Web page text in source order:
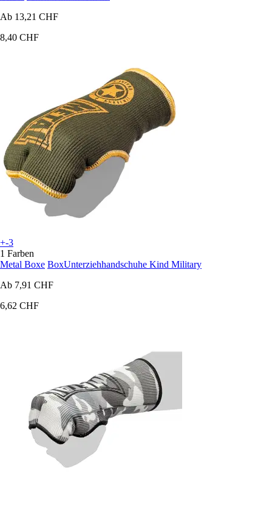
Ab 13,21 CHF
8,40 CHF
+-3
1 Farben
Metal Boxe BoxUnterziehhandschuhe Kind Military
Ab 7,91 CHF
6,62 CHF